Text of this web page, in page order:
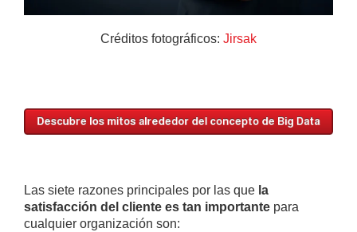
Créditos fotográficos: Jirsak
Las siete razones principales por las que la
satisfacción del cliente es tan importante para
cualquier organización son: